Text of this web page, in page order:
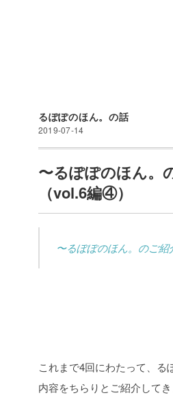
るぽぽのほん。の話
2019-07-14
〜るぽぽのほん。
（vol.6編④）
〜るぽぽのほん。のご紹
これまで4回にわたって、る
内容をちらりとご紹介してき